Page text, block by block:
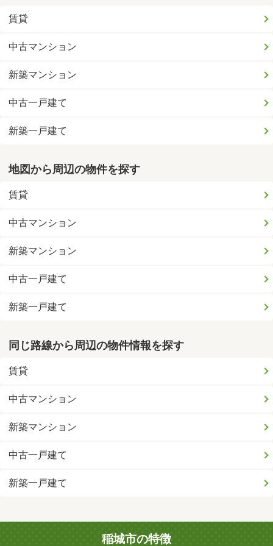
賃貸
中古マンション
新築マンション
中古一戸建て
新築一戸建て
地図から周辺の物件を探す
賃貸
中古マンション
新築マンション
中古一戸建て
新築一戸建て
同じ路線から周辺の物件情報を探す
賃貸
中古マンション
新築マンション
中古一戸建て
新築一戸建て
稲城市の特徴